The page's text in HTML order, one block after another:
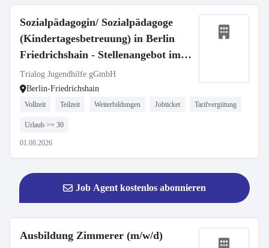
Sozialpädagogin/ Sozialpädagoge
(Kindertagesbetreuung) in Berlin
Friedrichshain - Stellenangebot im
Stellenmarkt Bildung
Trialog Jugendhilfe gGmbH
Berlin-Friedrichshain
Vollzeit Teilzeit Weiterbildungen Jobticket Tarifvergütung
Urlaub >= 30
01.08.2026
Job Agent kostenlos abonnieren
Ausbildung Zimmerer (m/w/d)